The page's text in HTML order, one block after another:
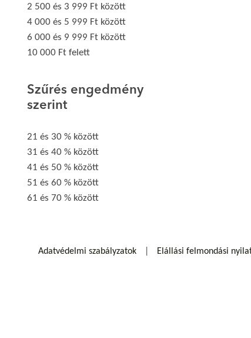
2 500 és 3 999 Ft között
4 000 és 5 999 Ft között
6 000 és 9 999 Ft között
10 000 Ft felett
Szűrés engedmény
szerint
21 és 30 % között
31 és 40 % között
41 és 50 % között
51 és 60 % között
61 és 70 % között
Adatvédelmi szabályzatok Elállási felmondási